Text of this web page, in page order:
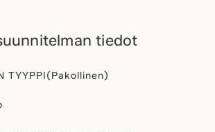
tiedot
TYYPPI(Pakollinen)